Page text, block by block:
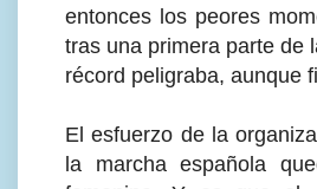
entonces los peores
tras una primera parte de
récord peligraba, aunque
El esfuerzo de la
la marcha española